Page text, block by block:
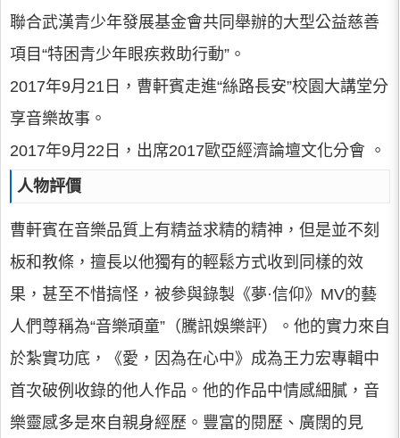
聯合武漢青少年發展基金會共同舉辦的大型公益慈善
項目“特困青少年眼疾救助行動”。
2017年9月21日，曹軒賓走進“絲路長安”校園大講堂分
享音樂故事。
2017年9月22日，出席2017歐亞經濟論壇文化分會 。
人物評價
曹軒賓在音樂品質上有精益求精的精神，但是並不刻
板和教條，擅長以他獨有的輕鬆方式收到同樣的效
果，甚至不惜搞怪，被參與錄製《夢·信仰》MV的藝
人們尊稱為“音樂頑童”（騰訊娛樂評）。他的實力來自
於紮實功底，《愛，因為在心中》成為王力宏專輯中
首次破例收錄的他人作品。他的作品中情感細膩，音
樂靈感多是來自親身經歷。豐富的閱歷、廣闊的見